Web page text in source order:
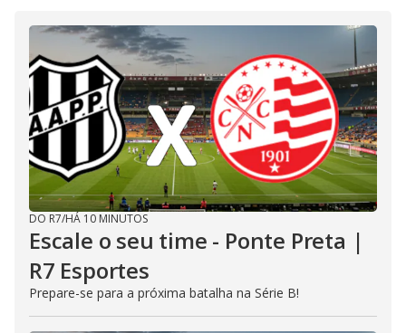
DO R7/HÁ 10 MINUTOS
Escale o seu time - Ponte Preta |
R7 Esportes
Prepare-se para a próxima batalha na Série B!